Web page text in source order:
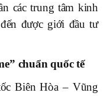
các trung tâm kinh
được giới đầu tư
chuẩn quốc tế
Biên Hòa – Vũng